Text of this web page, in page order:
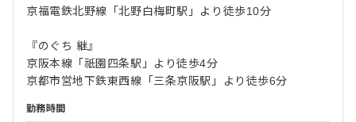
京福電鉄北野線「北野白梅町駅」より徒歩10分
『のぐち 継』
京阪本線「祇園四条駅」より徒歩4分
京都市営地下鉄東西線「三条京阪駅」より徒歩6分
勤務時間